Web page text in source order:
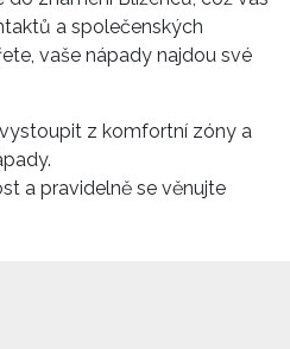
a společenských
vaše nápady najdou své
z komfortní zóny a
a pravidelně se věnujte